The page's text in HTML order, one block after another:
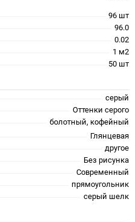
96 шт
96.0
0.02
1 м2
50 шт
серый
Оттенки серого
болотный, кофейный
Глянцевая
другое
Без рисунка
Современный
прямоугольник
серый шелк